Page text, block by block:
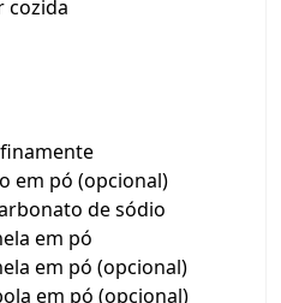
cozida
em pó (opcional)
de sódio
em pó
em pó (opcional)
em pó (opcional)